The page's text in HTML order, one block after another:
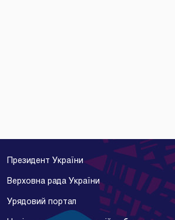
Президент України
Верховна рада України
Урядовий портал